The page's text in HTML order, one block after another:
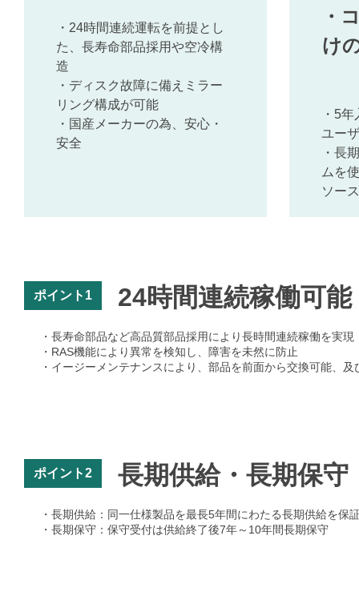
・24時間連続運転を前提とし
た、長寿命部品採用や空冷構
造
・ディスク故障に備えミラー
リング構成が可能
・国産メーカーの為、安心・
安全
・
け
・5
ユー
・長
ムを
ソー
ポイント1 24時間連続稼働可能
・長寿命部品など高品質部品採用により長時間連続稼働を実現
・RAS機能により異常を検知し、障害を未然に防止
・イージーメンテナンスにより、部品を前面から交換可能、
ポイント2 長期供給・長期保守
・長期供給：同一仕様製品を最長5年間にわたる長期供給を保
・長期保守：保守受付は供給終了後7年～10年間長期保守